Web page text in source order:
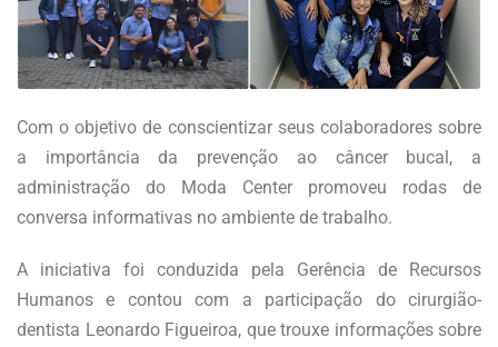
Com o objetivo de conscientizar seus colaboradores sobre
a importância da prevenção ao câncer bucal, a
administração do Moda Center promoveu rodas de
conversa informativas no ambiente de trabalho.
A iniciativa foi conduzida pela Gerência de Recursos
Humanos e contou com a participação do cirurgião-
dentista Leonardo Figueiroa, que trouxe informações sobre